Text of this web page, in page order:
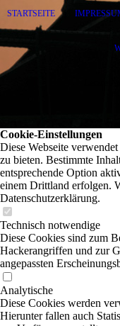
STARTSEITE |
Letzte
Cookie-Einstellungen
Diese Webseite
zu bieten. Bestimmte
entsprechende Option
einem Drittland erfolgen.
Datenschutzerklärung.
Technisch notwendige
Diese Cookies sind zum
Hackerangriffen und zur
angepassten
Analytische
Diese Cookies werden
Hierunter fallen auch